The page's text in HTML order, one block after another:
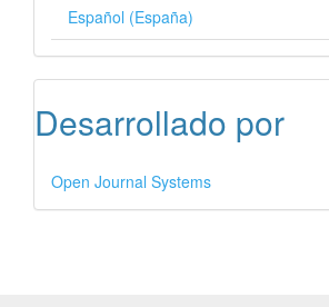
Español (España)
Desarrollado por
Open Journal Systems